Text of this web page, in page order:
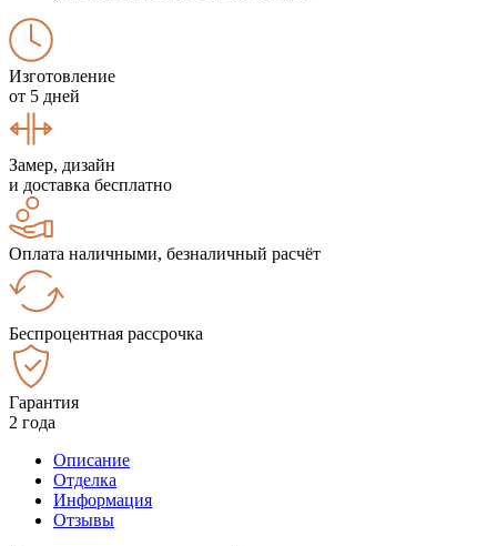
Изготовление
от 5 дней
Замер, дизайн
и доставка бесплатно
Оплата наличными, безналичный расчёт
Беспроцентная рассрочка
Гарантия
2 года
Описание
Отделка
Информация
Отзывы